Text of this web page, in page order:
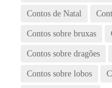
Contos de Natal
Contos sobre bruxas
Contos sobre dragões
Contos sobre lobos